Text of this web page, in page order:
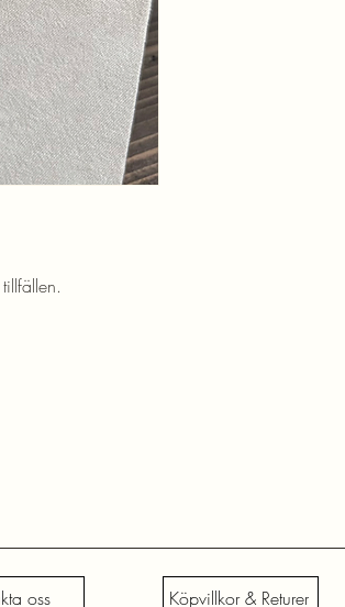
Köpvillkor & Returer
oss